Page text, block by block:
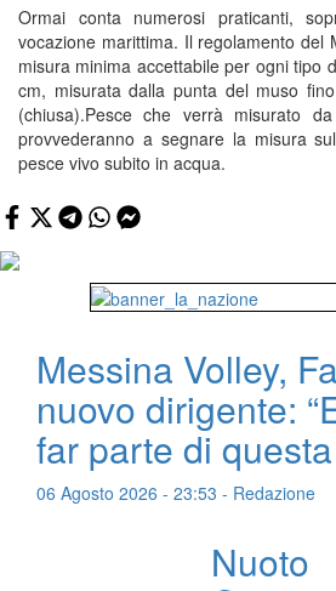
Ormai conta numerosi praticanti,
vocazione marittima. Il regolamento del
misura minima accettabile per ogni tipo
cm, misurata dalla punta del muso
(chiusa).Pesce che verrà misurato
provvederanno a segnare la misura
pesce vivo subito in acqua.
Messina Volley,
nuovo dirigente:
far parte di
06 Agosto 2026 - 23:53 - Redazione
Nuoto